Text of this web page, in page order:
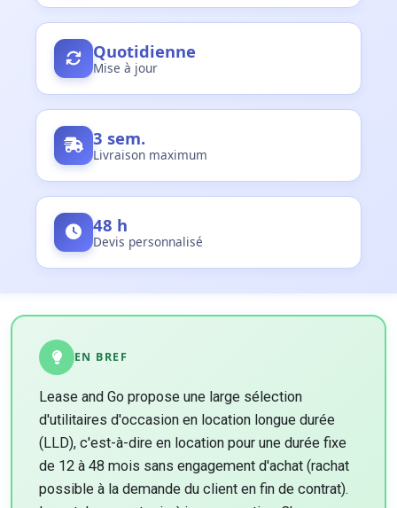
Quotidienne
Mise à jour
3 sem.
Livraison maximum
48 h
Devis personnalisé
EN BREF
Lease and Go propose une large sélection
d'utilitaires d'occasion en location longue durée
(LLD), c'est-à-dire en location pour une durée fixe
de 12 à 48 mois sans engagement d'achat (rachat
possible à la demande du client en fin de contrat).